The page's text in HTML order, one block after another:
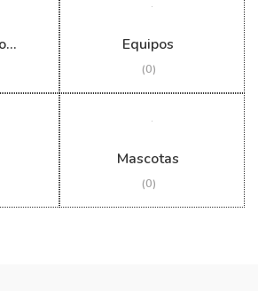
Edificación y construcción Equipos
(0)
Mascotas
(0)